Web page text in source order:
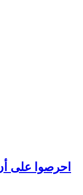
احرصوا على